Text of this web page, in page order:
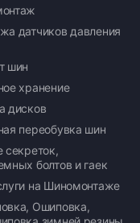
датчиков давления
шин
хранение
дисков
переобувка шин
секреток,
болтов и гаек
на Шиномонтаже
Ошиповка,